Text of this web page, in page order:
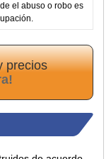
el abuso o robo es
precios